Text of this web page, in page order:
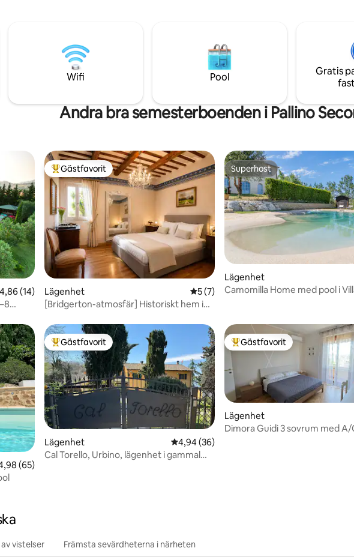
kök som endast gäster har tillgång till,
relaxavdelning med bäddsoffa för 2
personer, TV, stereo. Separat ingång.
utan att offra komfort.
Wifi Pool
Gratis
Andra bra semesterboenden i Pallino
av 5 i genomsnittligt betyg, 14 omdömen
4,86 (14)
Populär gästfavorit
Gästfavorit
Lägenhet 5 av 5 i genomsnittligt betyg, 7
5 (7)
[Bridgerton-atmosfär] Historiskt hem i
Superhost
Superhost
Lägenhet
Camomilla Home med pool i
av 5 i genomsnittligt betyg, 65 omdömen
(65)
Populär gästfavorit
Gästfavorit
Lägenhet 4,94 av 5 i genomsnittligt betyg, 36
4,94 (36)
Cal Torello, Urbino, lägenhet i gammal
Populär gästfavorit
Gästfavorit
Lägenhet
Dimora Guidi 3 sovrum med A/
vistelser Främsta sevärdheterna i närheten